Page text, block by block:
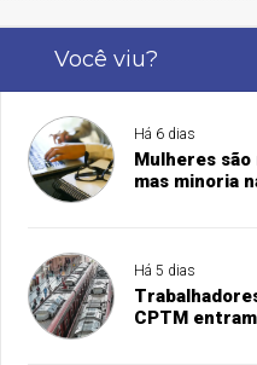
Você viu?
Há 6 dias
Mulheres
mas minoria
Há 5 dias
CPTM